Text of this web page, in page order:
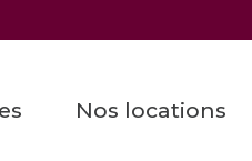
nos locations